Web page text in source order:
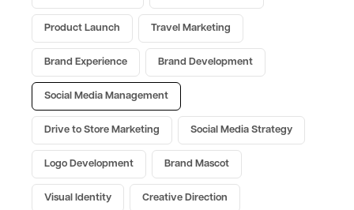
Product Launch Travel Marketing
Brand Experience Brand Development
Social Media Management
Drive to Store Marketing Social Media Strategy
Logo Development Brand Mascot
Visual Identity Creative Direction